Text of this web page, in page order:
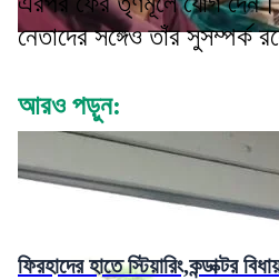
নেতাদের সঙ্গেও তাঁর সুসম্পর্ক
আরও পড়ুন:
ফিরহাদের হাতে স্টিয়ারিং,কন্ডাক্টর